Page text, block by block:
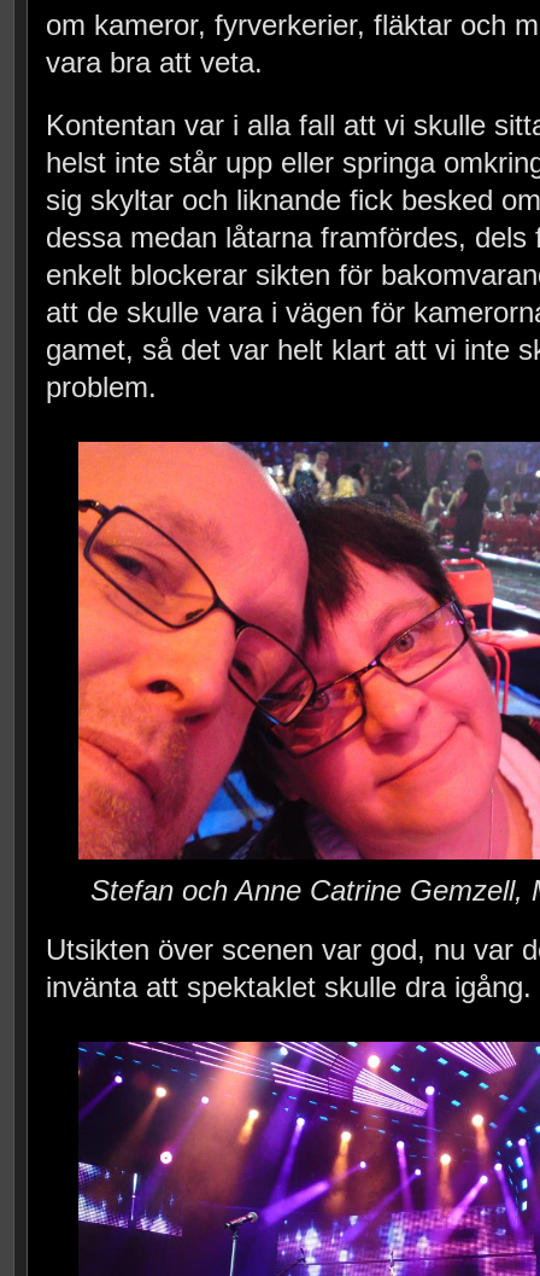
om kameror, fyrverkerier, fläktar och
vara bra att veta.
Kontentan var i alla fall att vi skulle
helst inte står upp eller springa
sig skyltar och liknande fick besked
dessa medan låtarna framfördes,
enkelt blockerar sikten för
att de skulle vara i vägen för
gamet, så det var helt klart att vi inte
problem.
Stefan och Anne Catrine Gemzell,
Utsikten över scenen var god, nu var
invänta att spektaklet skulle dra igång.